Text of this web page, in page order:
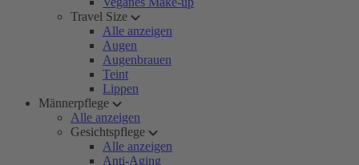
Travel Size
Alle anzeigen
Augen
Augenbrauen
Teint
Lippen
Männerpflege
Alle anzeigen
Gesichtspflege
Alle anzeigen
Anti-Aging